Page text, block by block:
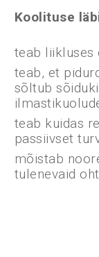
Koolituse
teab liikluses
teab, et
sõltub
teab kuidas
passiivset
mõistab
tulenevaid